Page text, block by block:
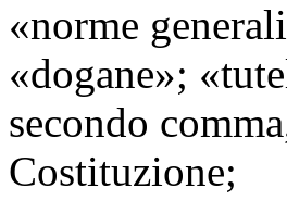
«norme
«dogane»;
secondo
Costituzione;